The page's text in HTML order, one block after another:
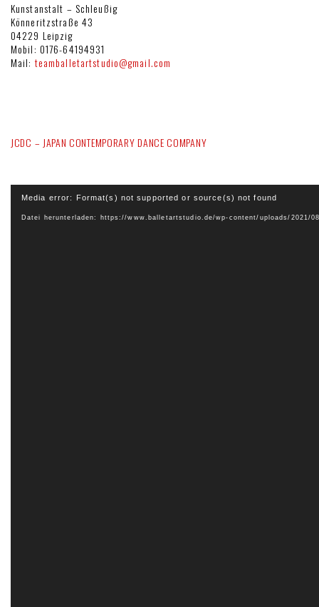
Kunstanstalt – Schleußig
Könneritzstraße 43
04229 Leipzig
Mobil: 0176-64194931
Mail: teamballetartstudio@gmail.com
JCDC – JAPAN CONTEMPORARY DANCE COMPANY
Player
Media error: Format(s) not supported or source(s) not found
Datei herunterladen: https://www.balletartstudio.de/wp-content/uploads/2021/